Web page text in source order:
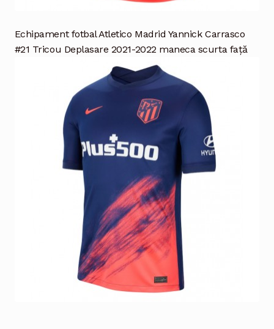
Echipament fotbal Atletico Madrid Yannick Carrasco
#21 Tricou Deplasare 2021-2022 maneca scurta față